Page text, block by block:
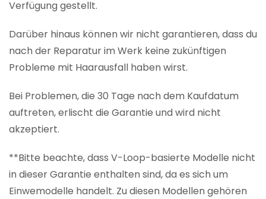
Verfügung gestellt.
Darüber hinaus können wir nicht garantieren, dass du
nach der Reparatur im Werk keine zukünftigen
Probleme mit Haarausfall haben wirst.
Bei Problemen, die 30 Tage nach dem Kaufdatum
auftreten, erlischt die Garantie und wird nicht
akzeptiert.
**Bitte beachte, dass V-Loop-basierte Modelle nicht
in dieser Garantie enthalten sind, da es sich um
Einwemodelle handelt. Zu diesen Modellen gehören